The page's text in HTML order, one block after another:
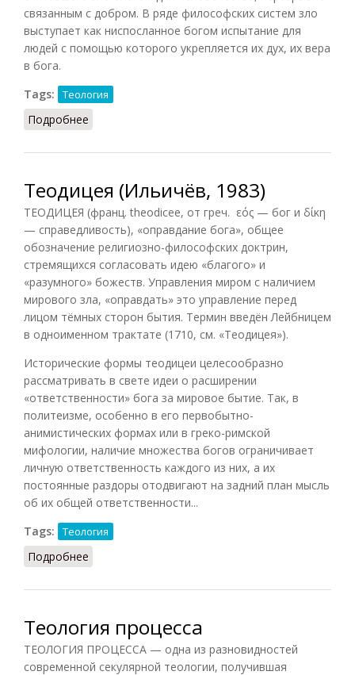
связанным с добром. В ряде философских систем зло
выступает как ниспосланное богом испытание для
людей с помощью которого укрепляется их дух, их вера
в бога.
Tags:
Теология
Подробнее
Теодицея (Ильичёв, 1983)
ТЕОДИЦЕЯ (франц. theodicee, от греч. εός — бог и δίκη
— справедливость), «оправдание бога», общее
обозначение религиозно-философских доктрин,
стремящихся согласовать идею «благого» и
«разумного» божеств. Управления миром с наличием
мирового зла, «оправдать» это управление перед
лицом тёмных сторон бытия. Термин введён Лейбницем
в одноименном трактате (1710, см. «Теодицея»).
Исторические формы теодицеи целесообразно
рассматривать в свете идеи о расширении
«ответственности» бога за мировое бытие. Так, в
политеизме, особенно в его первобытно-
анимистических формах или в греко-римской
мифологии, наличие множества богов ограничивает
личную ответственность каждого из них, а их
постоянные раздоры отодвигают на задний план мысль
об их общей ответственности...
Tags:
Теология
Подробнее
Теология процесса
ТЕОЛОГИЯ ПРОЦЕССА — одна из разновидностей
современной секулярной теологии, получившая